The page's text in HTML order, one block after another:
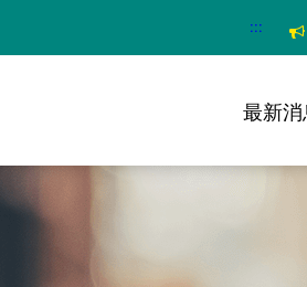
:::
最新消